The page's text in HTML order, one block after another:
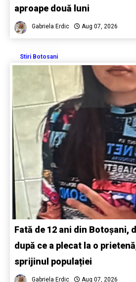
aproape două luni
Gabriela Erdic Aug 07, 2026
Stiri Botosani
Fată de 12 ani din Botoșani,
după ce a plecat la o
sprijinul populației
Gabriela Erdic Aug 07, 2026